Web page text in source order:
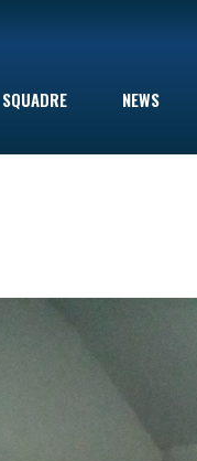
SQUADRE NEWS